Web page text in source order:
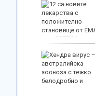
юли 2026 г.